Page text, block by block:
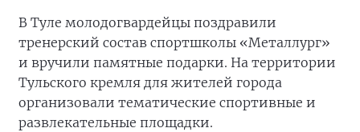
В Туле молодогвардейцы поздравили
тренерский состав спортшколы «Металлург»
и вручили памятные подарки. На территории
Тульского кремля для жителей города
организовали тематические спортивные и
развлекательные площадки.